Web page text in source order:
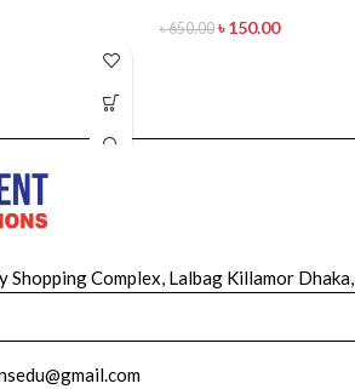
৳650.00 ৳150.00
Shopping Complex, Lalbag Killamor Dhaka,